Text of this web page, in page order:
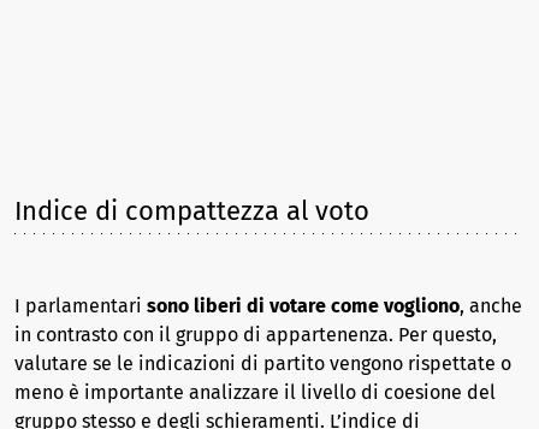
Indice di compattezza al voto
I parlamentari sono liberi di votare come vogliono, anche
in contrasto con il gruppo di appartenenza. Per questo,
valutare se le indicazioni di partito vengono rispettate o
meno è importante analizzare il livello di coesione del
gruppo stesso e degli schieramenti. L’indice di